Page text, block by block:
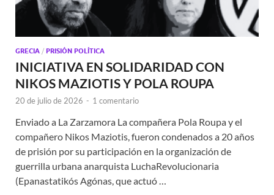
GRECIA / PRISIÓN POLÍTICA
INICIATIVA EN SOLIDARIDAD CON
NIKOS MAZIOTIS Y POLA ROUPA
20 de julio de 2026 - 1 comentario
Enviado a La Zarzamora La compañera Pola Roupa y el
compañero Nikos Maziotis, fueron condenados a 20 años
de prisión por su participación en la organización de
guerrilla urbana anarquista LuchaRevolucionaria
(Epanastatikós Agónas, que actuó …